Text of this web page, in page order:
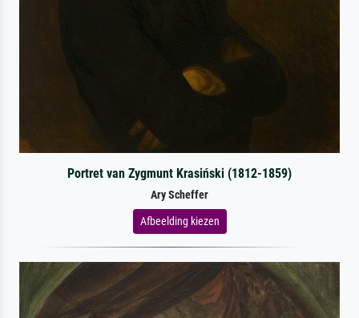
Portret van Zygmunt Krasiński (1812-1859)
Ary Scheffer
Afbeelding kiezen